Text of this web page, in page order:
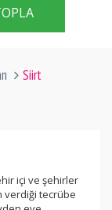
Siirt
içi ve şehirler
verdiği tecrübe